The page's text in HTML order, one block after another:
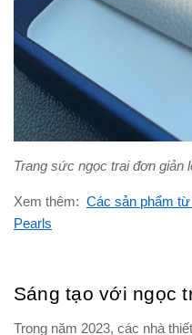
Trang sức ngọc trai đơn giản
Xem thêm: Các sản phẩm
Pearls
Sáng tạo với ngọc
Trong năm 2023, các nhà